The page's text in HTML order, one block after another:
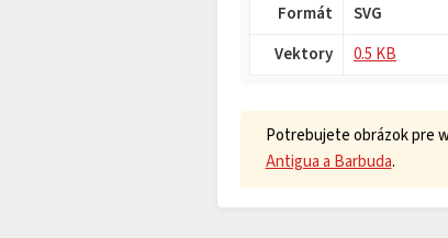
Formát SVG
Vektory
0.5 KB
Potrebujete obrázok pre
Antigua a Barbuda.